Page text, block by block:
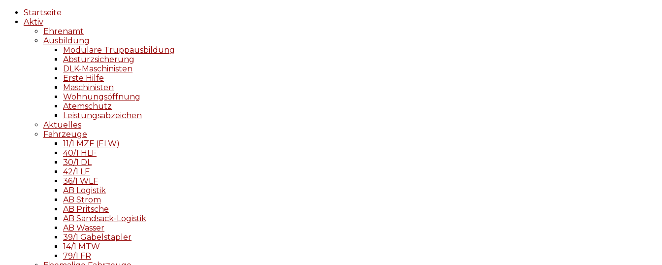
Startseite
Aktiv
Ehrenamt
Ausbildung
Modulare Truppausbildung
Absturzsicherung
DLK-Maschinisten
Erste Hilfe
Maschinisten
Wohnungsöffnung
Atemschutz
Leistungsabzeichen
Aktuelles
Fahrzeuge
11/1 MZF (ELW)
40/1 HLF
30/1 DL
42/1 LF
36/1 WLF
AB Logistik
AB Strom
AB Pritsche
AB Sandsack-Logistik
AB Wasser
39/1 Gabelstapler
14/1 MTW
79/1 FR